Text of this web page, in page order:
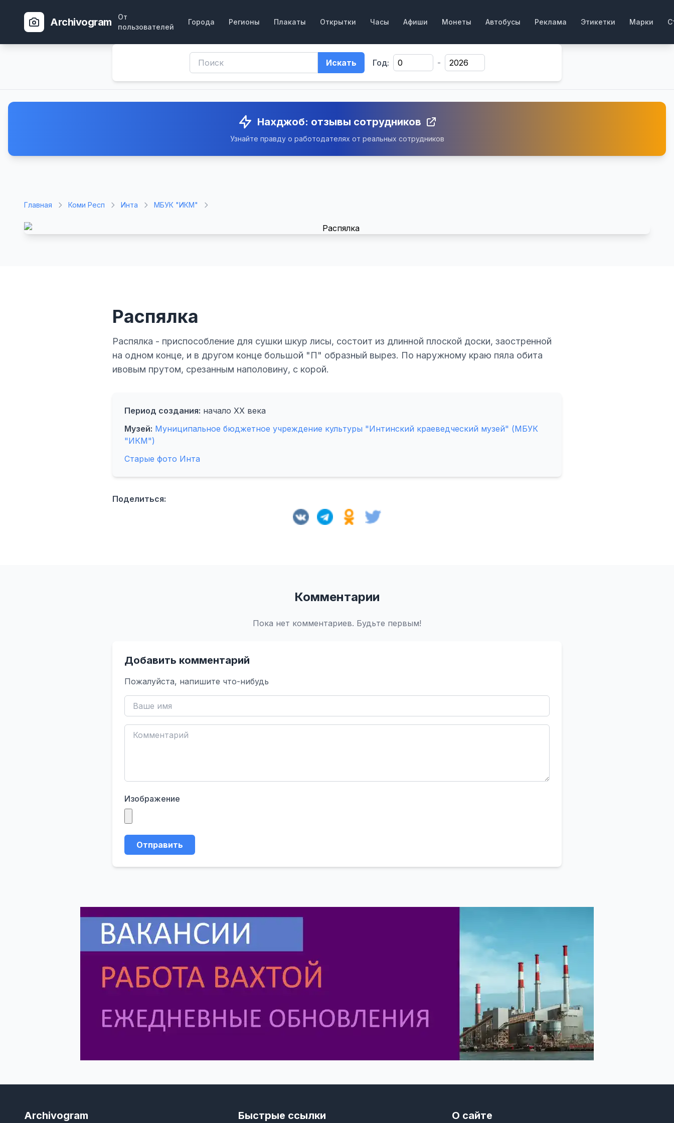
Archivogram
От
пользователей
Города Регионы Плакаты Открытки Часы Афиши Монеты Автобусы Реклама Этикетки Марки
Искать Год: -
Нахджоб: отзывы сотрудников
Узнайте правду о работодателях от реальных сотрудников
Главная Коми Респ Инта МБУК "ИКМ"
Распялка
Распялка - приспособление для сушки шкур лисы, состоит из длинной плоской доски, заостренной
на одном конце, и в другом конце большой "П" образный вырез. По наружному краю пяла обита
ивовым прутом, срезанным наполовину, с корой.
Период создания: начало ХХ века
Музей: Муниципальное бюджетное учреждение культуры "Интинский краеведческий музей" (МБУК
"ИКМ")
Старые фото Инта
Поделиться:
Комментарии
Пока нет комментариев. Будьте первым!
Добавить комментарий
Пожалуйста, напишите что-нибудь
Изображение
Отправить
Archivogram Быстрые ссылки О сайте